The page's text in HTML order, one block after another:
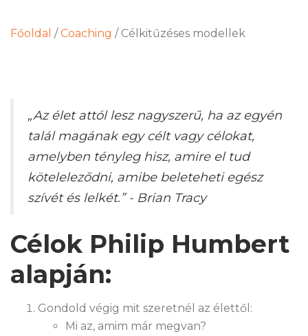
Főoldal / Coaching / Célkitűzéses modellek
„Az élet attól lesz nagyszerű, ha az egyén
talál magának egy célt vagy célokat,
amelyben tényleg hisz, amire el tud
köteleleződni, amibe beleteheti egész
szívét és lelkét.” - Brian Tracy
Célok Philip Humbert
alapján:
Gondold végig mit szeretnél az élettől:
Mi az, amim már megvan?